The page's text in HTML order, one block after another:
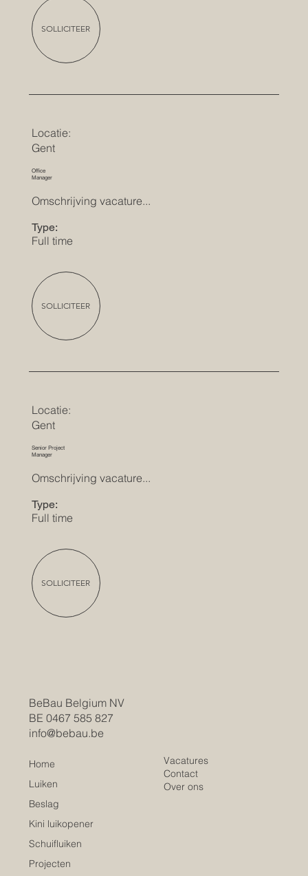
SOLLICITEER
Locatie:
Gent
Office
Manager
Omschrijving vacature...
Type:
Full time
SOLLICITEER
Locatie:
Gent
Senior Project
Manager
Omschrijving vacature...
Type:
Full time
SOLLICITEER
BeBau Belgium NV
BE 0467 585 827
info@bebau.be
Home
Luiken
Beslag
Kini luikopener
Schuifluiken
Projecten
Vacatures
Contact
Over ons